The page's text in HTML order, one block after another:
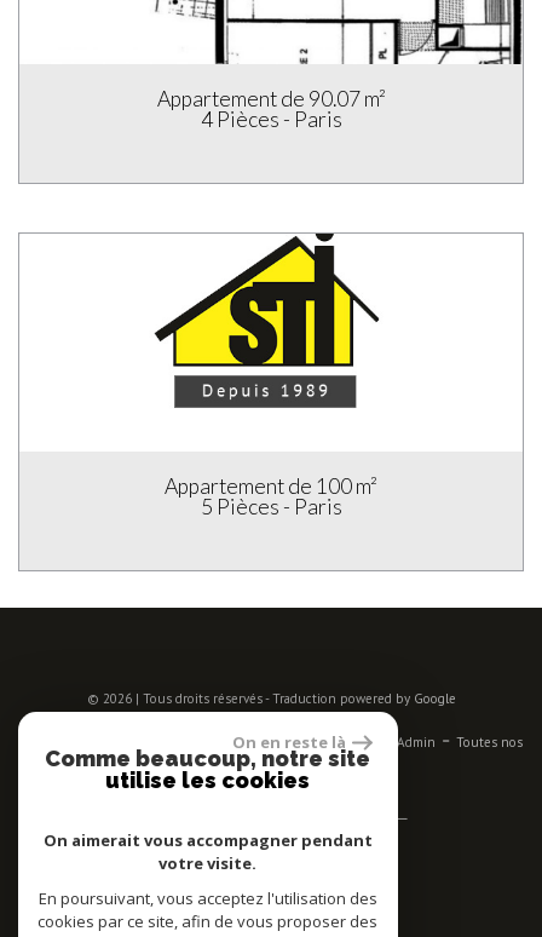
Appartement de 90.07 m²
4 Pièces - Paris
Appartement de 100 m²
5 Pièces - Paris
© 2026 | Tous droits réservés - Traduction powered by Google
Nos honoraires-Liens Admin - Toutes nos
annonces
Espace propriétaires
Adhérent
On en reste là
Comme beaucoup, notre site
utilise les cookies
On aimerait vous accompagner pendant
votre visite.
En poursuivant, vous acceptez l'utilisation des
cookies par ce site, afin de vous proposer des